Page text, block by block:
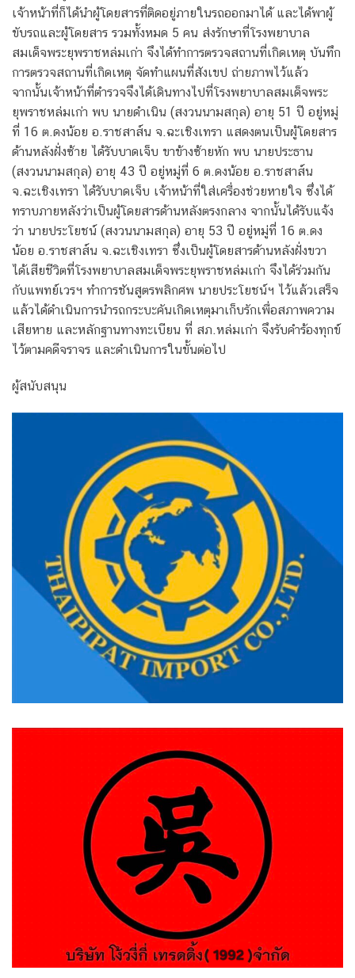
เจ้าหน้าที่ก็ได้นำผู้โดยสารที่ติดอยู่ภายในรถออกมาได้ และได้พาผู้
ขับรถและผู้โดยสาร รวมทั้งหมด 5 คน ส่งรักษาที่โรงพยาบาล
สมเด็จพระยุพราชหล่มเก่า จึงได้ทำการตรวจสถานที่เกิดเหตุ บันทึก
การตรวจสถานที่เกิดเหตุ จัดทำแผนที่สังเขป ถ่ายภาพไว้แล้ว
จากนั้นเจ้าหน้าที่ตำรวจจึงได้เดินทางไปที่โรงพยาบาลสมเด็จพระ
ยุพราชหล่มเก่า พบ นายดำเนิน (สงวนนามสกุล) อายุ 51 ปี อยู่หมู่
ที่ 16 ต.ดงน้อย อ.ราชสาส์น จ.ฉะเชิงเทรา แสดงตนเป็นผู้โดยสาร
ด้านหลังฝั่งซ้าย ได้รับบาดเจ็บ ขาข้างซ้ายหัก พบ นายประธาน
(สงวนนามสกุล) อายุ 43 ปี อยู่หมู่ที่ 6 ต.ดงน้อย อ.ราชสาส์น
จ.ฉะเชิงเทรา ได้รับบาดเจ็บ เจ้าหน้าที่ใส่เครื่องช่วยหายใจ ซึ่งได้
ทราบภายหลังว่าเป็นผู้โดยสารด้านหลังตรงกลาง จากนั้นได้รับแจ้ง
ว่า นายประโยชน์ (สงวนนามสกุล) อายุ 53 ปี อยู่หมู่ที่ 16 ต.ดง
น้อย อ.ราชสาส์น จ.ฉะเชิงเทรา ซึ่งเป็นผู้โดยสารด้านหลังฝั่งขวา
ได้เสียชีวิตที่โรงพยาบาลสมเด็จพระยุพราชหล่มเก่า จึงได้ร่วมกัน
กับแพทย์เวรฯ ทำการชันสูตรพลิกศพ นายประโยชน์ฯ ไว้แล้วเสร็จ
แล้วได้ดำเนินการนำรถกระบะคันเกิดเหตุมาเก็บรักเพื่อสภาพความ
เสียหาย และหลักฐานทางทะเบียน ที่ สภ.หล่มเก่า จึงรับคำร้องทุกข์
ไว้ตามคดีจราจร และดำเนินการในขั้นต่อไป
ผู้สนับสนุน